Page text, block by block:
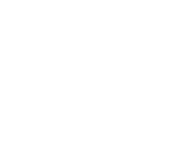
een aantal goede camera’s. Met de
foto’s en video’s. Daarnaast zit er een
het mooie uitzicht volledig erop krijgt.
van dichtbij scherpe foto’s. Ben je
voor jou, want met de 13 MP